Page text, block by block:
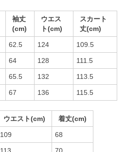
袖丈
(cm)
ウエス
ト(cm)
スカート
丈(cm)
62.5 124 109.5
64 128 111.5
65.5 132 113.5
67 136 115.5
ウエスト(cm) 着丈(cm)
109 68